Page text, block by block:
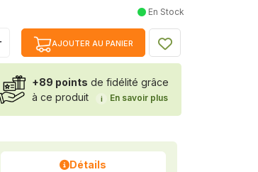
En Stock
AJOUTER AU PANIER
+89 points de fidélité grâce
à ce produit
i En savoir plus
Détails